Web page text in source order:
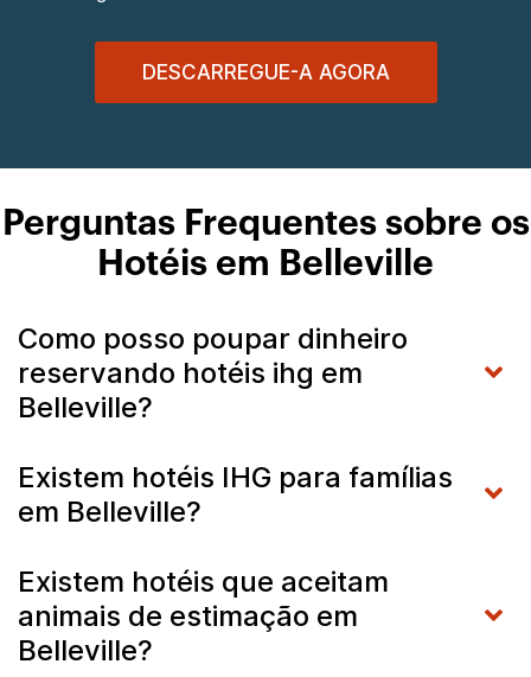
DESCARREGUE-A AGORA
Perguntas Frequentes sobre os
Hotéis em Belleville
Como posso poupar dinheiro
reservando hotéis ihg em
Belleville?
Existem hotéis IHG para famílias
em Belleville?
Existem hotéis que aceitam
animais de estimação em
Belleville?